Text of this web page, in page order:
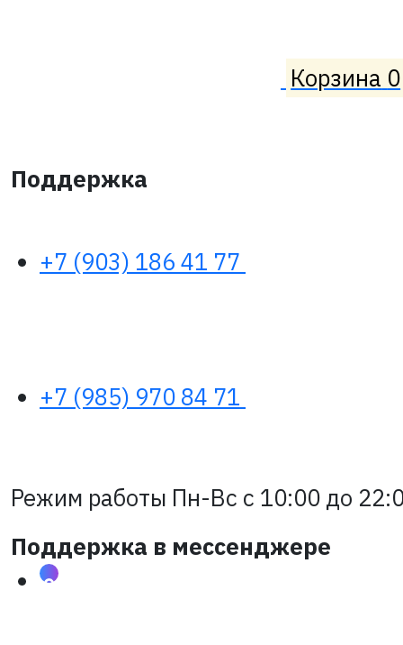
Корзина 0
Поддержка
+7 (903) 186 41 77
+7 (985) 970 84 71
Режим работы Пн-Вс с 10:00 до
Поддержка в мессенджере